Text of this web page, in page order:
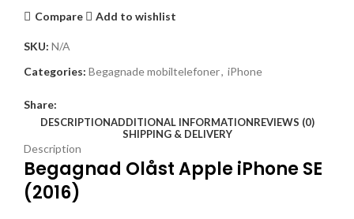
Compare Add to wishlist
SKU: N/A
Categories: Begagnade mobiltelefoner, iPhone
Share:
DESCRIPTIONADDITIONAL INFORMATIONREVIEWS (0)
SHIPPING & DELIVERY
Description
Begagnad Olåst Apple iPhone SE
(2016)